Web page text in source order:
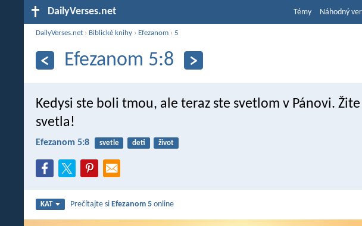
DailyVerses.net Témy Náhodný
DailyVerses.net › Biblické knihy › Efezanom ›5
Efezanom 5:8
Kedysi ste boli tmou, ale teraz ste svetlom v Pánovi.
svetla!
Efezanom 5:8 svetle deti život
KAT Prečítajte siEfezanom 5 online